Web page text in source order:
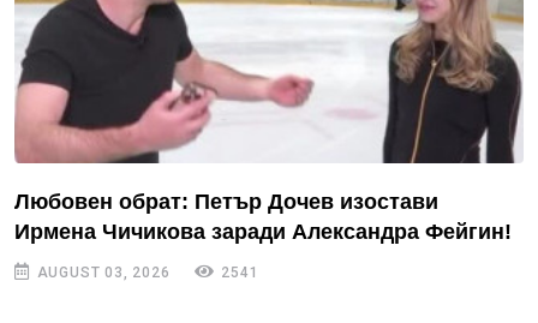
Любовен обрат: Петър Дочев изостави
Ирмена Чичикова заради Александра Фейгин!
AUGUST 03, 2026 2541